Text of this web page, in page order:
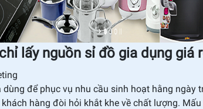
lấy nguồn sỉ đồ gia dụng giá
để phục vụ nhu cầu sinh hoạt hằng
hàng đòi hỏi khắt khe về chất lượng.